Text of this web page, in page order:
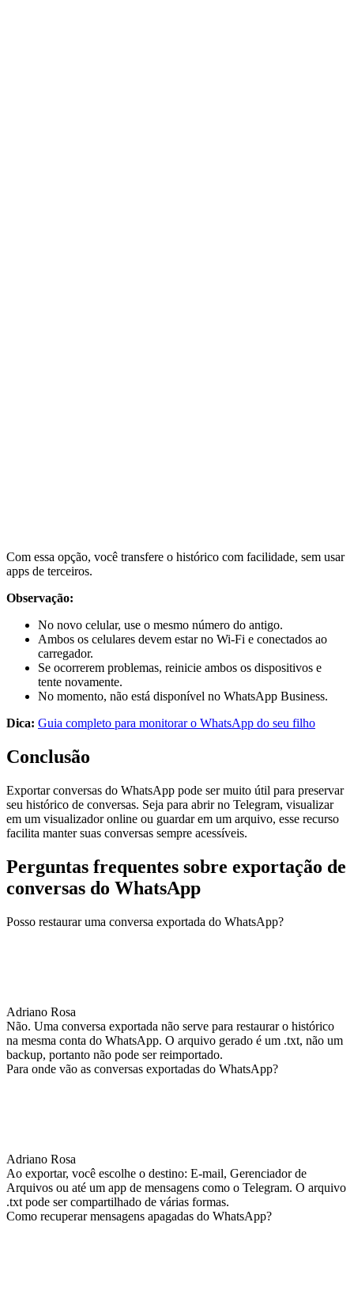
Com essa opção, você transfere o histórico com facilidade, sem usar
apps de terceiros.
Observação:
No novo celular, use o mesmo número do antigo.
Ambos os celulares devem estar no Wi‑Fi e conectados ao
carregador.
Se ocorrerem problemas, reinicie ambos os dispositivos e
tente novamente.
No momento, não está disponível no WhatsApp Business.
Dica: Guia completo para monitorar o WhatsApp do seu filho
Conclusão
Exportar conversas do WhatsApp pode ser muito útil para preservar
seu histórico de conversas. Seja para abrir no Telegram, visualizar
em um visualizador online ou guardar em um arquivo, esse recurso
facilita manter suas conversas sempre acessíveis.
Perguntas frequentes sobre exportação de
conversas do WhatsApp
Posso restaurar uma conversa exportada do WhatsApp?
Adriano Rosa
Não. Uma conversa exportada não serve para restaurar o histórico
na mesma conta do WhatsApp. O arquivo gerado é um .txt, não um
backup, portanto não pode ser reimportado.
Para onde vão as conversas exportadas do WhatsApp?
Adriano Rosa
Ao exportar, você escolhe o destino: E‑mail, Gerenciador de
Arquivos ou até um app de mensagens como o Telegram. O arquivo
.txt pode ser compartilhado de várias formas.
Como recuperar mensagens apagadas do WhatsApp?